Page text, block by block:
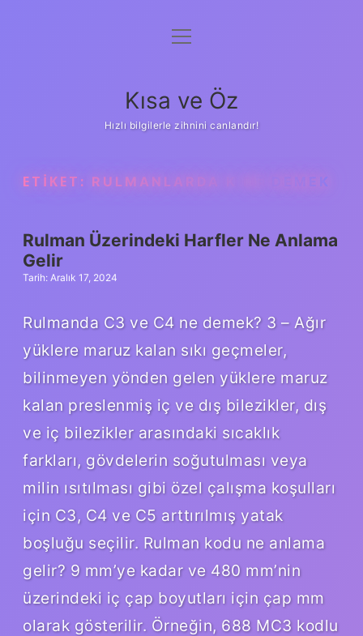
Anasayfa
Yasal Uyarı
menüyü
Kısa ve Öz
Hızlı bilgilerle zihnini canlandır!
ETIKET: RULMANLARDA K NE DEMEK
Rulman Üzerindeki Harfler Ne Anlama
Gelir
Tarih: Aralık 17, 2024
Rulmanda C3 ve C4 ne demek? 3 – Ağır
yüklere maruz kalan sıkı geçmeler,
bilinmeyen yönden gelen yüklere maruz
kalan preslenmiş iç ve dış bilezikler, dış
ve iç bilezikler arasındaki sıcaklık
farkları, gövdelerin soğutulması veya
milin ısıtılması gibi özel çalışma koşulları
için C3, C4 ve C5 arttırılmış yatak
boşluğu seçilir. Rulman kodu ne anlama
gelir? 9 mm’ye kadar ve 480 mm’nin
üzerindeki iç çap boyutları için çap mm
olarak gösterilir. Örneğin, 688 MC3 kodlu